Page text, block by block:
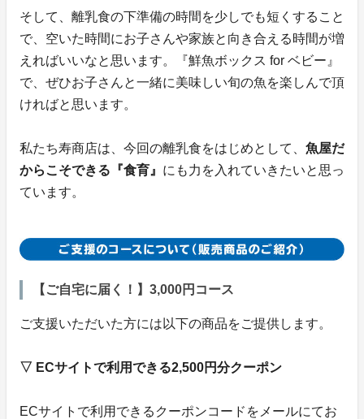
そして、離乳食の下準備の時間を少しでも短くすること
で、空いた時間にお子さんや家族と向き合える時間が増
えればいいなと思います。『鮮魚ボックス for ベビー』
で、ぜひお子さんと一緒に美味しい旬の魚を楽しんで頂
ければと思います。
私たち寿商店は、今回の離乳食をはじめとして、 魚屋だ
からこそできる『食育』 にも力を入れていきたいと思っ
ています。
【ご自宅に届く！】3,000円コース
ご支援いただいた方には以下の商品をご提供します。
▽ ECサイトで利用できる2,500円分クーポン
ECサイトで利用できるクーポンコードをメールにてお